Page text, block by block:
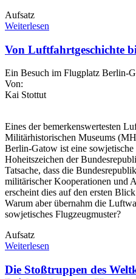
Aufsatz
Weiterlesen
Von Luftfahrtgeschichte
Ein Besuch im Flugplatz Berlin-
Von:
Kai Stottut
Eines der bemerkenswertesten
Militärhistorischen Museums
Berlin-Gatow ist eine
Hoheitszeichen der
Tatsache, dass die
militärischer Kooperationen und
erscheint dies auf den ersten
Warum aber übernahm die
sowjetisches Flugzeugmuster?
Aufsatz
Weiterlesen
Die Stoßtruppen des